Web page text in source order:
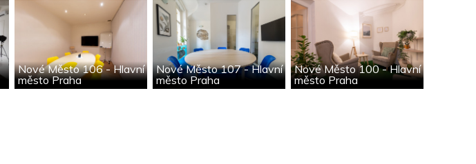
Nové Město 106 - Hlavní
město Praha
Nové Město 107 - Hlavní
město Praha
Nové Město 100 - Hlavní
město Praha